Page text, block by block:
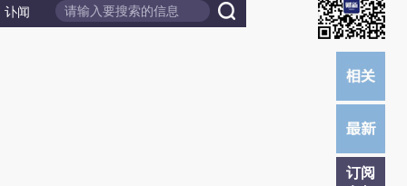
讣闻
订阅